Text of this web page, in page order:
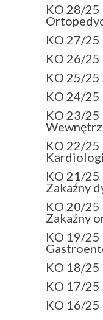
KO 28/25
KO 27/25
KO 26/25
KO 25/25
KO 24/
KO 23/25
KO 22/25
KO 21/25
Zakaźny
KO 20/25
Zakaźny
KO 19/25
KO 18/25
KO 17/25
KO 16/